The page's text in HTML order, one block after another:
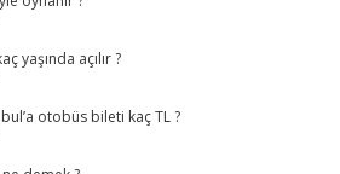
yaşında açılır ?
otobüs bileti kaç TL ?